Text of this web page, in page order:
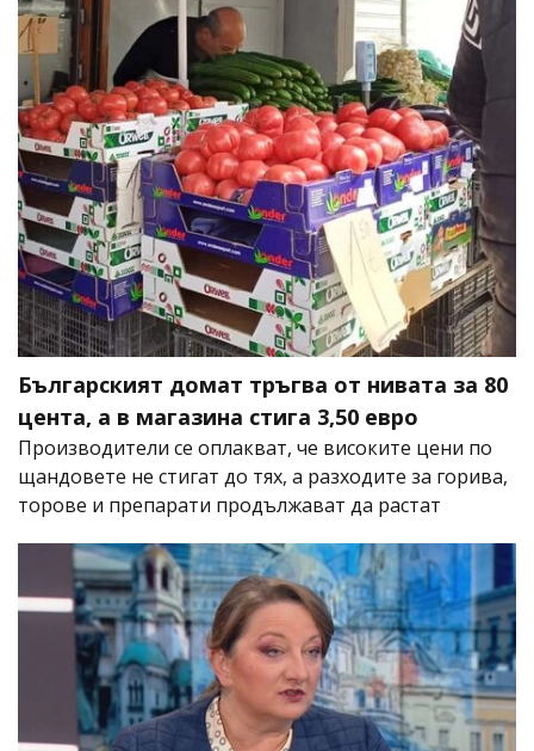
Българският домат тръгва от нивата за 80
цента, а в магазина стига 3,50 евро
Производители се оплакват, че високите цени по
щандовете не стигат до тях, а разходите за горива,
торове и препарати продължават да растат